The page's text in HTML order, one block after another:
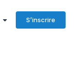
S’inscrire